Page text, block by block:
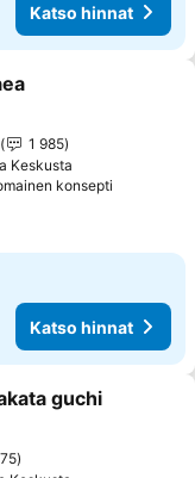
Katso hinnat
1 985
Keskusta
konsepti
Katso hinnat
guchi